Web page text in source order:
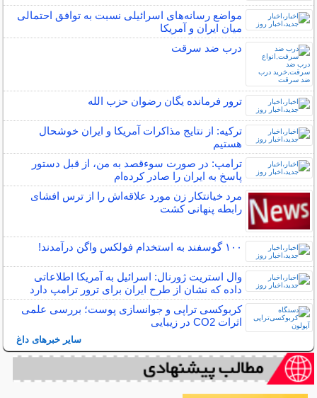
مواضع رسانه‌های اسرائیلی نسبت به توافق احتمالی
میان ایران و آمریکا
درب ضد سرقت
ترور فرمانده یگان رضوان حزب الله
ترکیه: از نتایج مذاکرات آمریکا و ایران خوشحال
هستیم
ترامپ: در صورت سوءقصد به من، از قبل دستور
پاسخ به ایران را صادر کرده‌ام
مرد خیانتکار زن مورد علاقه‌اش را از ترس افشای
رابطه پنهانی کشت
۱۰۰ گوسفند به استخدام فولکس واگن درآمدند!
وال استریت ژورنال: اسرائیل به آمریکا اطلاعاتی
داده که نشان از طرح ایران برای ترور ترامپ دارد
کربوکسی تراپی و جوانسازی پوست؛ بررسی علمی
اثرات CO2 در زیبایی
سایر خبرهای داغ